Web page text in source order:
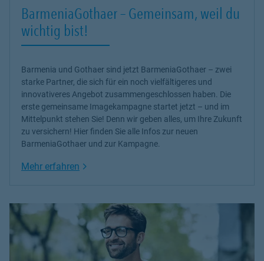
BarmeniaGothaer – Gemeinsam, weil du
wichtig bist!
Barmenia und Gothaer sind jetzt BarmeniaGothaer – zwei
starke Partner, die sich für ein noch vielfältigeres und
innovativeres Angebot zusammengeschlossen haben. Die
erste gemeinsame Imagekampagne startet jetzt – und im
Mittelpunkt stehen Sie! Denn wir geben alles, um Ihre Zukunft
zu versichern! Hier finden Sie alle Infos zur neuen
BarmeniaGothaer und zur Kampagne.
Mehr erfahren Link Opens in New Tab